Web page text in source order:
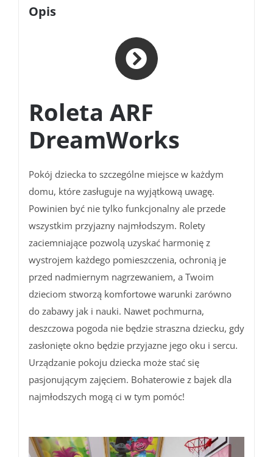
Opis
Roleta ARF
DreamWorks
Pokój dziecka to szczególne miejsce w każdym
domu, które zasługuje na wyjątkową uwagę.
Powinien być nie tylko funkcjonalny ale przede
wszystkim przyjazny najmłodszym. Rolety
zaciemniające pozwolą uzyskać harmonię z
wystrojem każdego pomieszczenia, ochronią je
przed nadmiernym nagrzewaniem, a Twoim
dzieciom stworzą komfortowe warunki zarówno
do zabawy jak i nauki. Nawet pochmurna,
deszczowa pogoda nie będzie straszna dziecku, gdy
zasłonięte okno będzie przyjazne jego oku i sercu.
Urządzanie pokoju dziecka może stać się
pasjonującym zajęciem. Bohaterowie z bajek dla
najmłodszych mogą ci w tym pomóc!